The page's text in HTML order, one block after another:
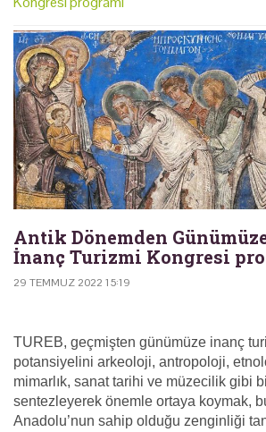
Antik Dönemden
İnanç Turizmi Kongresi
29 TEMMUZ 2022 15:19
TUREB, geçmişten günümüze inanç
potansiyelini arkeoloji, antropoloji,
mimarlık, sanat tarihi ve müzecilik gibi
sentezleyerek önemle ortaya koymak,
Anadolu’nun sahip olduğu zenginliği